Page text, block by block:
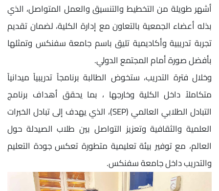
أشهر طويلة من التخطيط والتنسيق والعمل المتواصل، الذي
بذله أعضاء الجمعية بالتعاون مع إدارة الكلية، لضمان تقديم
تجربة تدريبية وأكاديمية تليق باسم جامعة سفنكس وتمثلها
بأفضل صورة أمام المجتمع الدولي.
وخلال فترة التدريب، ستخوض الطالبة برنامجاً تدريبياً ميدانياً
متكاملاً داخل الكلية وخارجها ، بما يحقق أهداف برنامج
التبادل الطلابي العالمي (SEP)، الذي يهدف إلى تبادل الخبرات
العلمية والثقافية وتعزيز التواصل بين طلاب الصيدلة حول
العالم، مع توفير بيئة تعليمية متطورة تعكس جودة التعليم
والتدريب داخل جامعة سفنكس.